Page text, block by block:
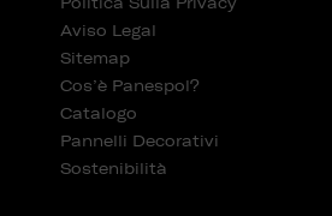
Aviso Legal
Sitemap
Cos’è Panespol?
Catalogo
Pannelli Decorativi
Sostenibilità